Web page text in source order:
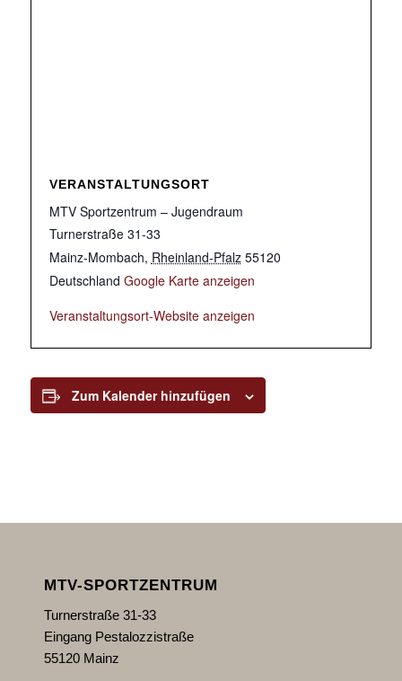
VERANSTALTUNGSORT
MTV Sportzentrum – Jugendraum
Turnerstraße 31-33
Mainz-Mombach, Rheinland-Pfalz 55120
Deutschland Google Karte anzeigen
Veranstaltungsort-Website anzeigen
Zum Kalender hinzufügen
MTV-SPORTZENTRUM
Turnerstraße 31-33
Eingang Pestalozzistraße
55120 Mainz